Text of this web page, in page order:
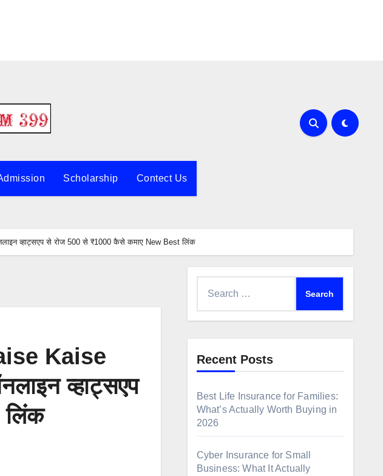
Scholarship Contect Us
व्हाट्सएप से रोज 500 से ₹1000 कैसे कमाए New Best लिंक
Kaise
व्हाट्सएप
Recent Posts
Best Life Insurance for Families:
What’s Actually Worth Buying in
2026
Cyber Insurance for Small
Business: What It Actually